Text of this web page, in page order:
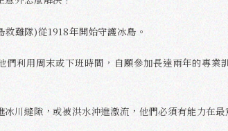
救難隊)從1918年開始守護冰島。
們利用周末或下班時間，自願參加長達兩年的專業
冰川縫隙，或被洪水沖進激流，他們必須有能力在最